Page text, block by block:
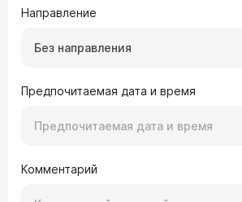
Направление
Без направления
Предпочитаемая дата и время
Комментарий